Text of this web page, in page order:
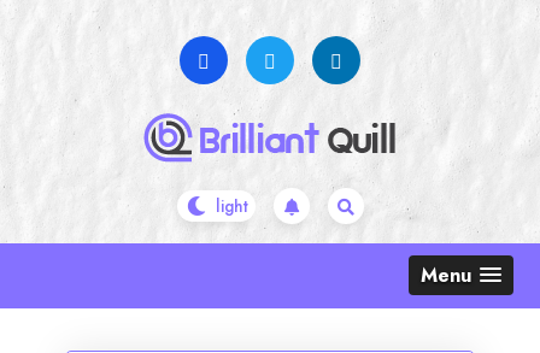
content
Menu